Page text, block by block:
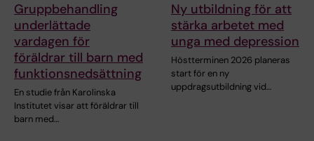
Gruppbehandling
underlättade
vardagen för
föräldrar till barn med
funktionsnedsättning
En studie från Karolinska
Institutet visar att föräldrar till
barn med…
Ny utbildning för att
stärka arbetet med
unga med depression
Höstterminen 2026 planeras
start för en ny
uppdragsutbildning vid…